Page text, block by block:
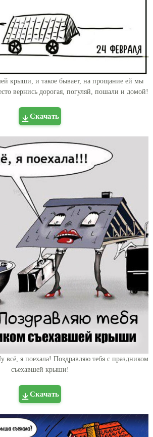
крыши, и такое бывает, на прощание ей мы
вернись дорогая, погуляй, пошали и домой!
Скачать
всё, я поехала! Поздравляю тебя с праздником
съехавшей крыши!
Скачать